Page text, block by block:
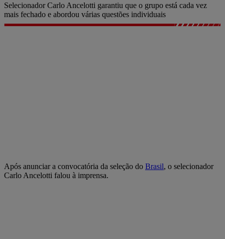
Selecionador Carlo Ancelotti garantiu que o grupo está cada vez
mais fechado e abordou várias questões individuais
Após anunciar a convocatória da seleção do Brasil, o selecionador
Carlo Ancelotti falou à imprensa.